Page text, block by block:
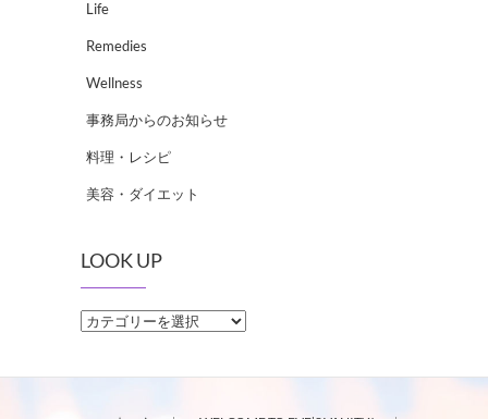
Life
Remedies
Wellness
事務局からのお知らせ
料理・レシピ
美容・ダイエット
LOOK UP
LOOK